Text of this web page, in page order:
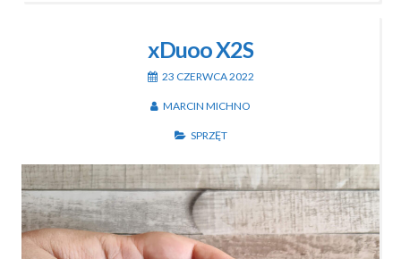
xDuoo X2S
23 CZERWCA 2022
MARCIN MICHNO
SPRZĘT